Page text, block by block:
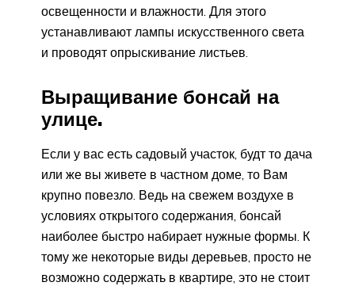
освещенности и влажности. Для этого
устанавливают лампы искусственного света
и проводят опрыскивание листьев.
Выращивание бонсай на
улице.
Если у вас есть садовый участок, будт то дача
или же вы живете в частном доме, то Вам
крупно повезло. Ведь на свежем воздухе в
условиях открытого содержания, бонсай
наиболее быстро набирает нужные формы. К
тому же некоторые виды деревьев, просто не
возможно содержать в квартире, это не стоит